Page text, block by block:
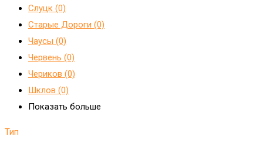
Слуцк (0)
Старые Дороги (0)
Чаусы (0)
Червень (0)
Чериков (0)
Шклов (0)
Показать больше
Тип